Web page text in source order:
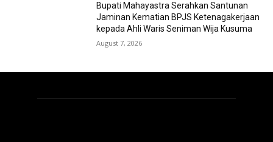
Bupati Mahayastra Serahkan Santunan
Jaminan Kematian BPJS Ketenagakerjaan
kepada Ahli Waris Seniman Wija Kusuma
August 7, 2026